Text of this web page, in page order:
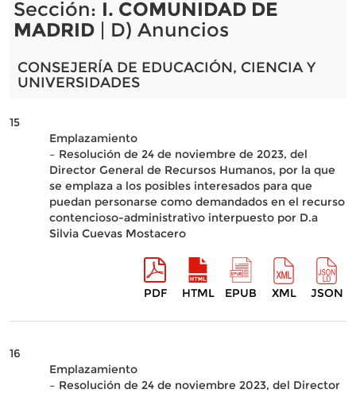
Sección: I. COMUNIDAD DE
MADRID| D) Anuncios
CONSEJERÍA DE EDUCACIÓN, CIENCIA Y
UNIVERSIDADES
15
Emplazamiento
– Resolución de 24 de noviembre de 2023, del
Director General de Recursos Humanos, por la que
se emplaza a los posibles interesados para que
puedan personarse como demandados en el recurso
contencioso-administrativo interpuesto por D.a
Silvia Cuevas Mostacero
PDF HTML EPUB XML JSON
16
Emplazamiento
– Resolución de 24 de noviembre 2023, del Director